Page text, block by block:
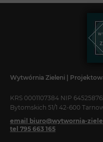
Wytwórnia Zieleni |
KRS 0001107384 NIP
Bytomskich 51/1 42-600
email biuro@wytwornia-
tel 795 663 165